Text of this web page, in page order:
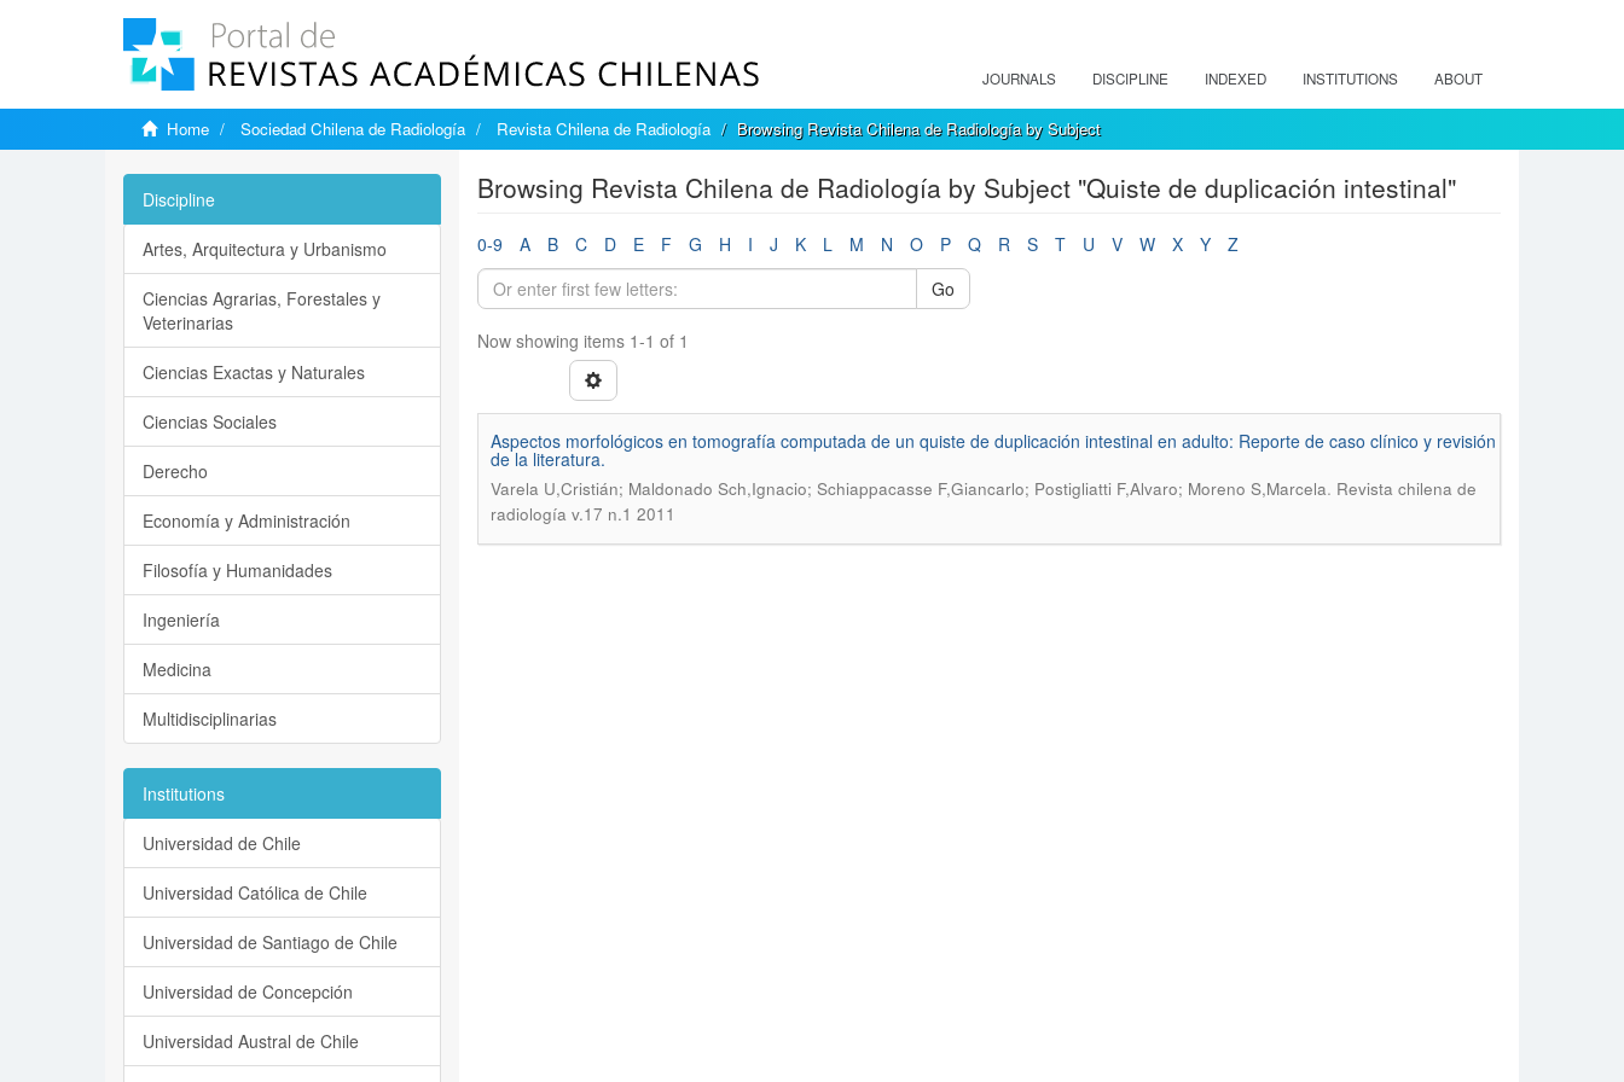
JOURNALS DISCIPLINE INDEXED INSTITUTIONS ABOUT
Home Sociedad Chilena de Radiología Revista Chilena de Radiología Browsing Revista Chilena de Radiología by Subject
Browsing Revista Chilena de Radiología by Subject "Quiste de duplicación intestinal"
0-9 A B C D E F G H I J K L M N O P Q R S T U V W X Y
Z
Go
Now showing items 1-1 of 1
Aspectos morfológicos en tomografía computada de un quiste de duplicación intestinal en adulto: Reporte de caso clínico y revisión
de la literatura.
Varela U,Cristián; Maldonado Sch,Ignacio; Schiappacasse F,Giancarlo; Postigliatti F,Alvaro; Moreno S,Marcela. Revista chilena de
radiología v.17 n.1 2011
Discipline
Artes, Arquitectura y Urbanismo
Ciencias Agrarias, Forestales y
Veterinarias
Ciencias Exactas y Naturales
Ciencias Sociales
Derecho
Economía y Administración
Filosofía y Humanidades
Ingeniería
Medicina
Multidisciplinarias
Institutions
Universidad de Chile
Universidad Católica de Chile
Universidad de Santiago de Chile
Universidad de Concepción
Universidad Austral de Chile